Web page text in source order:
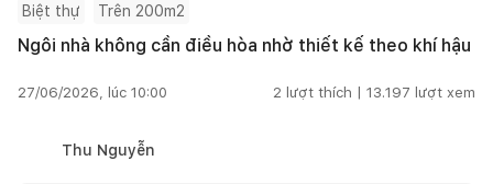
Biệt thự Trên 200m2
Ngôi nhà không cần điều hòa nhờ thiết kế theo khí hậu
27/06/2026, lúc 10:00 2 lượt thích | 13.197 lượt xem
Thu Nguyễn